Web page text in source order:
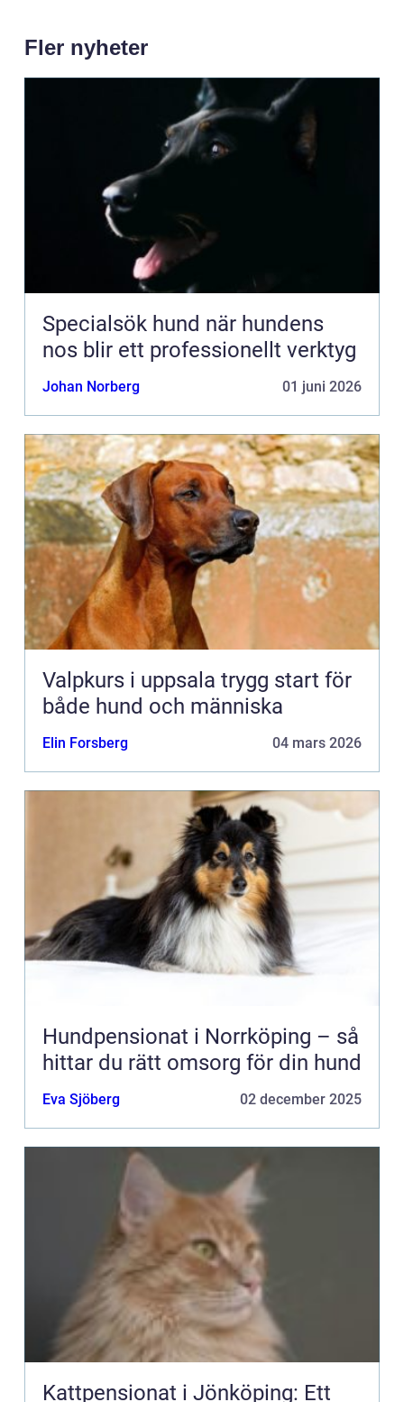
Fler nyheter
Specialsök hund när hundens
nos blir ett professionellt verktyg
Johan Norberg 01 juni 2026
Valpkurs i uppsala trygg start för
både hund och människa
Elin Forsberg 04 mars 2026
Hundpensionat i Norrköping – så
hittar du rätt omsorg för din hund
Eva Sjöberg 02 december 2025
Kattpensionat i Jönköping: Ett